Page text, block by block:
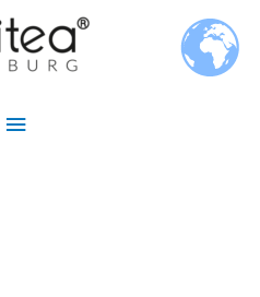
Hauptmenü